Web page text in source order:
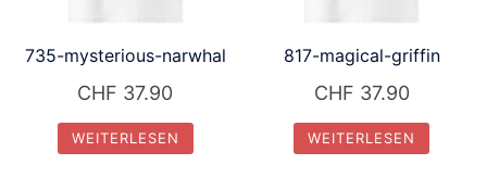
735-mysterious-narwhal
CHF 37.90
WEITERLESEN
817-magical-griffin
CHF 37.90
WEITERLESEN